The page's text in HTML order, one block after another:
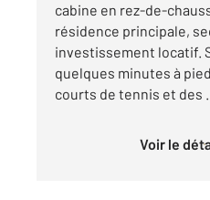
cabine en rez-de-
résidence principale,
investissement locatif.
quelques minutes à
courts de tennis et des
Voir le